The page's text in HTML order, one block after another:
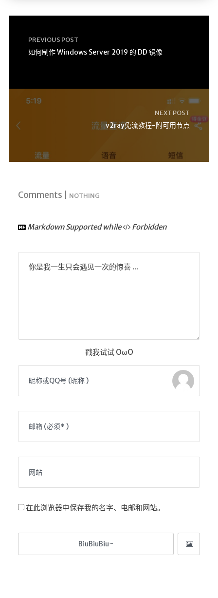
PREVIOUS POST
如何制作 Windows Server 2019 的 DD 镜像
NEXT POST
v2ray免流教程-附可用节点
Comments | NOTHING
Markdown Supported while Forbidden
你是我一生只会遇见一次的惊喜 ...
戳我试试 OωO
在此浏览器中保存我的名字、电邮和网站。